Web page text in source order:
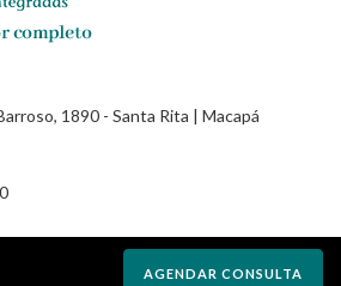
1890 - Santa Rita | Macapá
AGENDAR CONSULTA